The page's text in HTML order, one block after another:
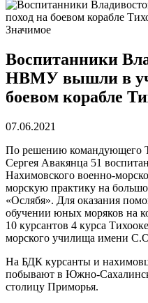
Значимое
Воспитанники
НВМУ вышли в
боевом корабле
07.06.2021
По решению командующего
Сергея Авакянца 51
Нахимовского военно-
морскую практику на
«Ослябя». Для оказания
обучении юных моряков на
10 курсантов 4 курса
морского училища имени
На БДК курсанты и
побывают в Южно-
столицу Приморья.